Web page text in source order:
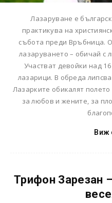
Лазаруване е
практикува на
събота преди Връбница.
лазаруването – обичай с
Участват девойки над
лазарици. В обреда
Лазарките обикалят
за любов и жените, за
Виж
Трифон Зарезан